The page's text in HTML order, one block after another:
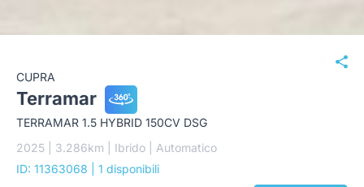
CUPRA
Terramar
TERRAMAR 1.5 HYBRID 150CV DSG
2025 | 3.286km | Ibrido | Automatico
ID: 11363068
| 1 disponibili